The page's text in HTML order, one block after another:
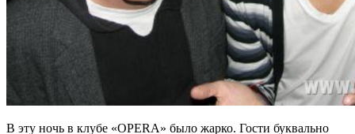
В эту ночь в клубе «OPERA» было жарко. Гости буквально